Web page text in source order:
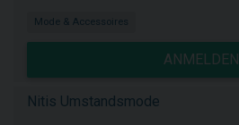
Mode & Accessoires
ANMELDEN
Nitis Umstandsmode